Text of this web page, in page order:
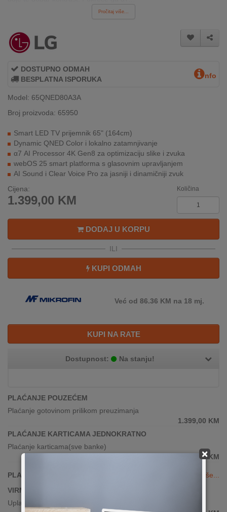
RATE
SERVIS
NAMA
KAKO
KUPITI?
KUPOVINA
IZ
OZNAKE
ENERGETSKE
UČINKOVITOSTI
DIGITALIS
×
Pročitaj više...
DOSTUPNO ODMAH
BESPLATNA ISPORUKA
nfo
Model: 65QNED80A3A
Broj proizvoda: 65950
Smart LED TV prijemnik 65" (164cm)
Dynamic QNED Color i lokalno zatamnjivanje
α7 AI Processor 4K Gen8 za optimizaciju slike i zvuka
webOS 25 smart platforma s glasovnim upravljanjem
AI Sound i Clear Voice Pro za jasniji i dinamičniji zvuk
Cijena:
1.399,00 KM
Količina
DODAJ U KORPU
ILI
KUPI ODMAH
Već od 86.36 KM na 18 mj.
KUPI NA RATE
Dostupnost: Na stanju!
PLAĆANJE POUZEĆEM
Plaćanje gotovinom prilikom preuzimanja
1.399,00 KM
PLAĆANJE KARTICAMA JEDNOKRATNO
Plaćanje karticama(sve banke)
1.399,00KM
PLAĆANJE KARTICAMA DO 24 RATE
Vidi više...
VIRMANSKO PLAĆANJE
Uplata po predračunu putem banke